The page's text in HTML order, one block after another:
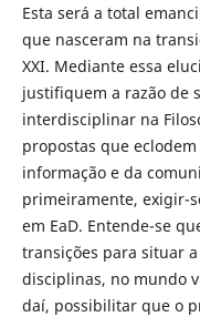
Esta será a total
que nasceram na
XXI. Mediante essa
justifiquem a razão de
interdisciplinar na
propostas que
informação e da
primeiramente, exigir-
em EaD. Entende-se
transições para situar
disciplinas, no mundo
daí, possibilitar que o